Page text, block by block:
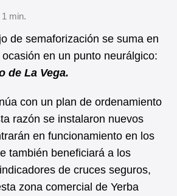
de semaforización se suma en
en un punto neurálgico:
de La Vega.
con un plan de ordenamiento
razón se instalaron nuevos
en funcionamiento en los
también beneficiará a los
de cruces seguros,
zona comercial de Yerba